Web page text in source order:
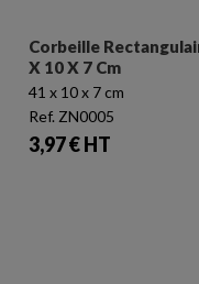
Corbeille
X 10 X 7 Cm
41 x 10 x 7 cm
Ref. ZN0005
Prix
3,97 € HT